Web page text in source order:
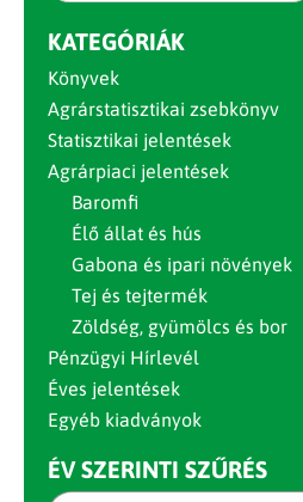
KATEGÓRIÁK
Könyvek
Agrárstatisztikai zsebkönyv
Statisztikai jelentések
Agrárpiaci jelentések
Baromfi
Élő állat és hús
Gabona és ipari növények
Tej és tejtermék
Zöldség, gyümölcs és bor
Pénzügyi Hírlevél
Éves jelentések
Egyéb kiadványok
ÉV SZERINTI SZŰRÉS